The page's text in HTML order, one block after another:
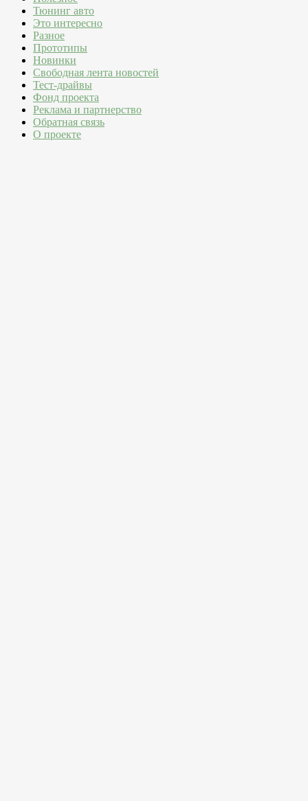
Тюнинг авто
Это интересно
Разное
Прототипы
Новинки
Свободная лента новостей
Тест-драйвы
Фонд проекта
Реклама и партнерство
Обратная связь
О проекте